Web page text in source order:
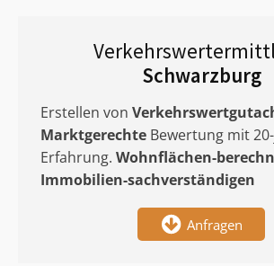
Schwarzburg
Erstellen von
Marktgerechte Bewertung mit
Erfahrung. Wohnflächen-
Immobilien-sachverständigen
Anfragen